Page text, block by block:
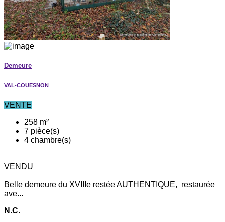
Demeure
VAL-COUESNON
VENTE
258 m²
7 pièce(s)
4 chambre(s)
VENDU
Belle demeure du XVIIIe restée AUTHENTIQUE, restaurée
ave...
N.C.